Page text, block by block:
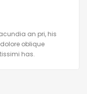
an pri, his
oblique
has.